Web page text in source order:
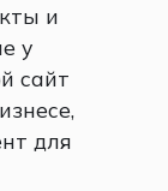
и
у
сайт
для